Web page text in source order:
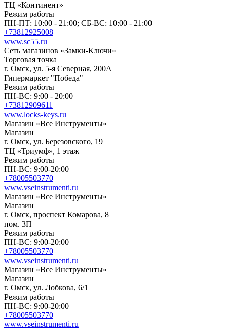
ТЦ «Континент»
Режим работы
ПН-ПТ: 10:00 - 21:00; СБ-ВС: 10:00 - 21:00
+73812925008
www.sc55.ru
Сеть магазинов «Замки-Ключи»
Торговая точка
г. Омск, ул. 5-я Северная, 200A
Гипермаркет "Победа"
Режим работы
ПН-ВС: 9:00 - 20:00
+73812909611
www.locks-keys.ru
Магазин «Все Инструменты»
Магазин
г. Омск, ул. Березовского, 19
ТЦ «Триумф», 1 этаж
Режим работы
ПН-ВС: 9:00-20:00
+78005503770
www.vseinstrumenti.ru
Магазин «Все Инструменты»
Магазин
г. Омск, проспект Комарова, 8
пом. 3П
Режим работы
ПН-ВС: 9:00-20:00
+78005503770
www.vseinstrumenti.ru
Магазин «Все Инструменты»
Магазин
г. Омск, ул. Лобкова, 6/1
Режим работы
ПН-ВС: 9:00-20:00
+78005503770
www.vseinstrumenti.ru